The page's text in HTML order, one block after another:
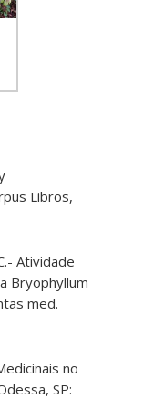
Libros,
Atividade
Bryophyllum
med.
no
SP: